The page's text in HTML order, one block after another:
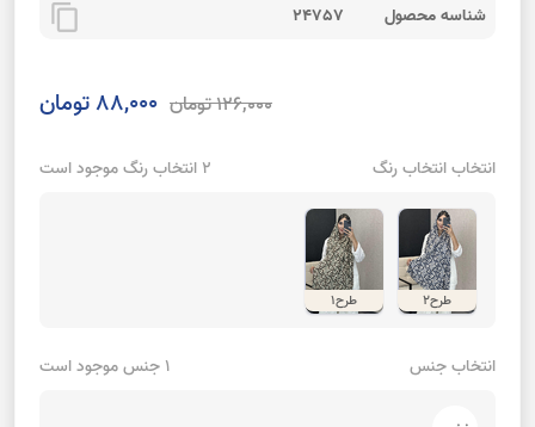
شناسه محصول 24757
content_copy
126,000 تومان 88,000 تومان
انتخاب انتخاب رنگ 2 انتخاب رنگ موجود است
طرح2 طرح1
انتخاب جنس 1 جنس موجود است